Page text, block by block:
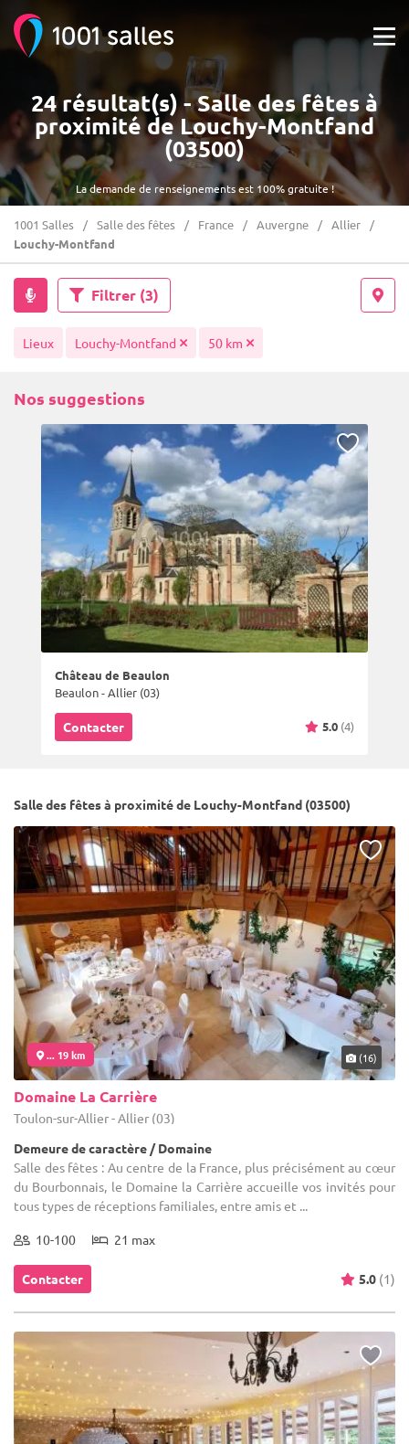
La demande de renseignements est 100% gratuite !
24 résultat(s) - Salle des fêtes à
proximité de Louchy-Montfand
(03500)
1001 Salles Salle des fêtes France Auvergne
Allier
Louchy-Montfand
Filtrer (3)
Lieux Louchy-Montfand 50 km
Nos suggestions
Château de Beaulon
Beaulon - Allier (03)
Contacter 5.0 (4)
Salle des fêtes à proximité de Louchy-Montfand (03500)
... 19 km (16)
Domaine La Carrière
Toulon-sur-Allier - Allier (03)
Demeure de caractère / Domaine
Salle des fêtes : Au centre de la France, plus précisément au cœur
du Bourbonnais, le Domaine la Carrière accueille vos invités pour
tous types de réceptions familiales, entre amis et ...
10-100 21 max
Contacter 5.0 (1)